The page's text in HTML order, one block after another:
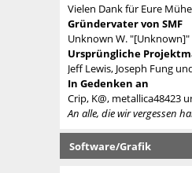
Vielen Dank für Eure
Gründervater von SMF
Unknown W. "[Unknown]"
Ursprüngliche
Jeff Lewis, Joseph Fung
In Gedenken an
Crip, K@, metallica48423
An alle, die wir vergessen
Software/Grafik